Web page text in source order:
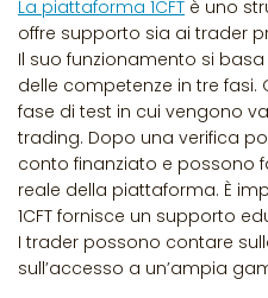
La piattaforma 1CFT è uno
offre supporto sia ai trader
Il suo funzionamento si
delle competenze in tre fasi.
fase di test in cui vengono
trading. Dopo una verifica
conto finanziato e possono
reale della piattaforma. È
1CFT fornisce un supporto
I trader possono contare
sull’accesso a un’ampia